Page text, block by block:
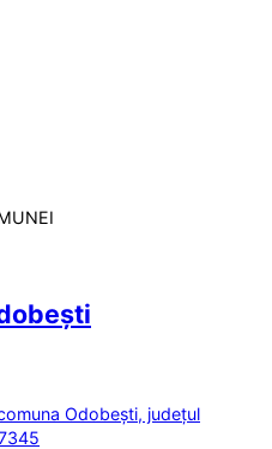
Odobești, județul